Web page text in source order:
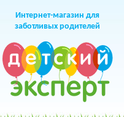
Интернет-магазин для
заботливых родителей